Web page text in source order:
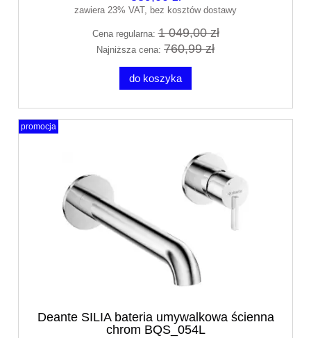
zawiera 23% VAT, bez kosztów dostawy
Cena regularna:1 049,00 zł
Najniższa cena: 760,99 zł
do koszyka
Deante SILIA bateria umywalkowa ścienna
chrom BQS_054L
promocja